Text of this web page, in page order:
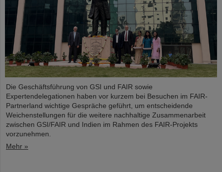
Die Geschäftsführung von GSI und FAIR sowie
Expertendelegationen haben vor kurzem bei Besuchen im FAIR-
Partnerland wichtige Gespräche geführt, um entscheidende
Weichenstellungen für die weitere nachhaltige Zusammenarbeit
zwischen GSI/FAIR und Indien im Rahmen des FAIR-Projekts
vorzunehmen.
Mehr »